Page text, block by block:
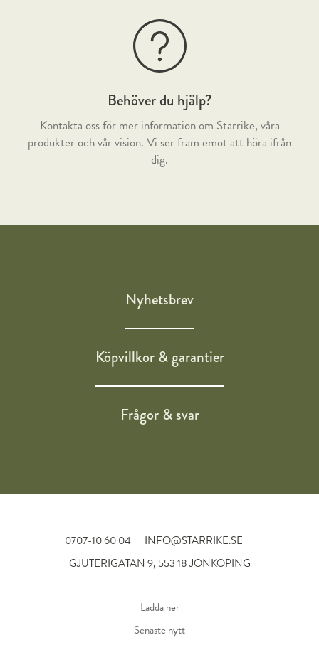
Behöver du hjälp?
Kontakta oss för mer information om Starrike, våra
produkter och vår vision. Vi ser fram emot att höra ifrån
dig.
Nyhetsbrev
Köpvillkor & garantier
Frågor & svar
0707-10 60 04
INFO@STARRIKE.SE
GJUTERIGATAN 9, 553 18 JÖNKÖPING
Ladda ner
Senaste nytt